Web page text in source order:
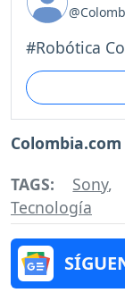
#Robótica
Colombia.com
TAGS: Sony,
Tecnología